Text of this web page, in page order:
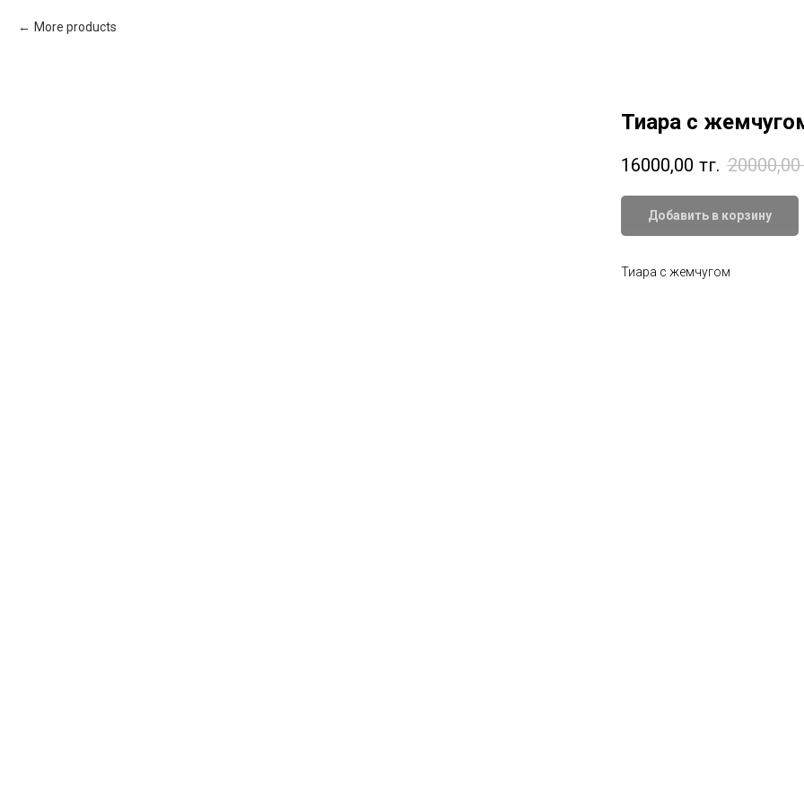
More products
Тиара с
16000,00 тңг. 20000,00
Добавить в корзину
Тиара с жемчугом